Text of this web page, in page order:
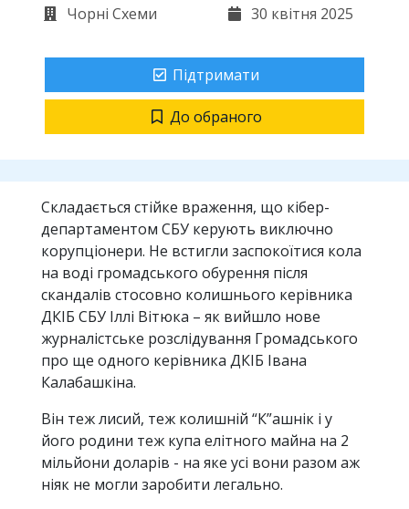
Чорні Схеми 30 квітня 2025
Підтримати
До обраного
Складається стійке враження, що кібер-
департаментом СБУ керують виключно
корупціонери. Не встигли заспокоїтися кола
на воді громадського обурення після
скандалів стосовно колишнього керівника
ДКІБ СБУ Іллі Вітюка – як вийшло нове
журналістське розслідування Громадського
про ще одного керівника ДКІБ Івана
Калабашкіна.
Він теж лисий, теж колишній “К”ашнік і у
його родини теж купа елітного майна на 2
мільйони доларів - на яке усі вони разом аж
ніяк не могли заробити легально.